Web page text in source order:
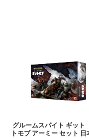
グルームスパイト ギッ
トモブ アーミー セット 日